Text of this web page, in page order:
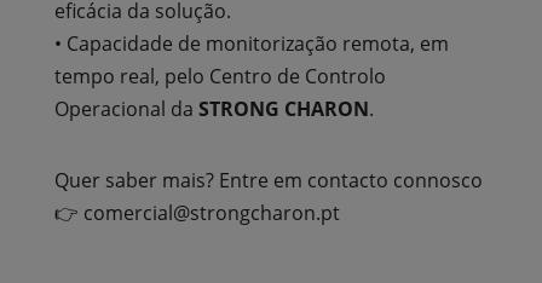
eficácia da solução.
• Capacidade de monitorização remota, em
tempo real, pelo Centro de Controlo
Operacional da STRONG CHARON.
Quer saber mais? Entre em contacto connosco
👉 comercial@strongcharon.pt